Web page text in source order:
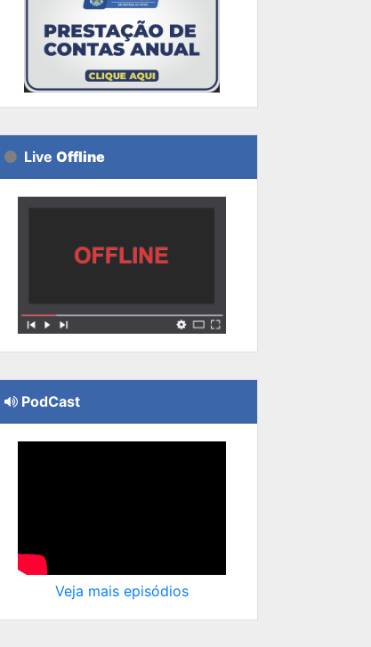
Live Offline
PodCast
Veja mais episódios